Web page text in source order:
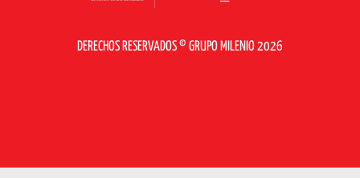
DERECHOS RESERVADOS © GRUPO MILENIO 2026